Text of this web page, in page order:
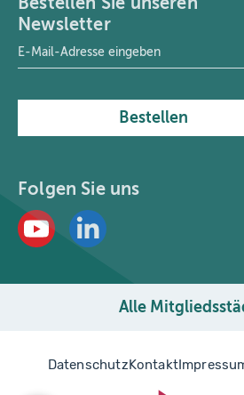
Newsletter
E-Mail-Adresse
Bestellen
Folgen Sie uns
Alle
DatenschutzKontakt